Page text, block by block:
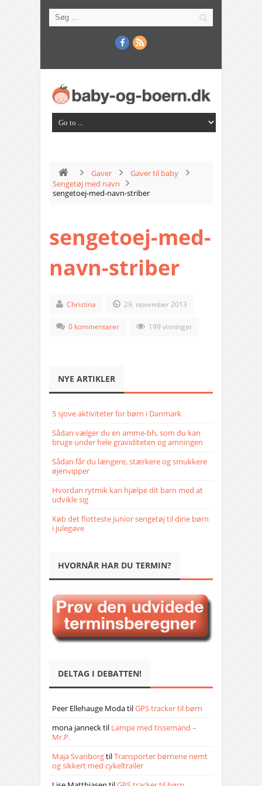
Gaver
Gaver til baby
Sengetøj med navn
sengetoej-med-navn-striber
sengetoej-med-
navn-striber
Christina 29. november 2013
0 kommentarer 199 visninger
NYE ARTIKLER
5 sjove aktiviteter for børn i Danmark
Sådan vælger du en amme-bh, som du kan
bruge under hele graviditeten og amningen
Sådan får du længere, stærkere og smukkere
øjenvipper
Hvordan rytmik kan hjælpe dit barn med at
udvikle sig
Køb det flotteste junior sengetøj til dine børn
i julegave
HVORNÅR HAR DU TERMIN?
DELTAG I DEBATTEN!
Peer Ellehauge ModatilGPS tracker til børn
mona jannecktil Lampe med tissemand –
Mr.P.
Maja SvanborgtilTransporter børnene nemt
og sikkert med cykeltrailer